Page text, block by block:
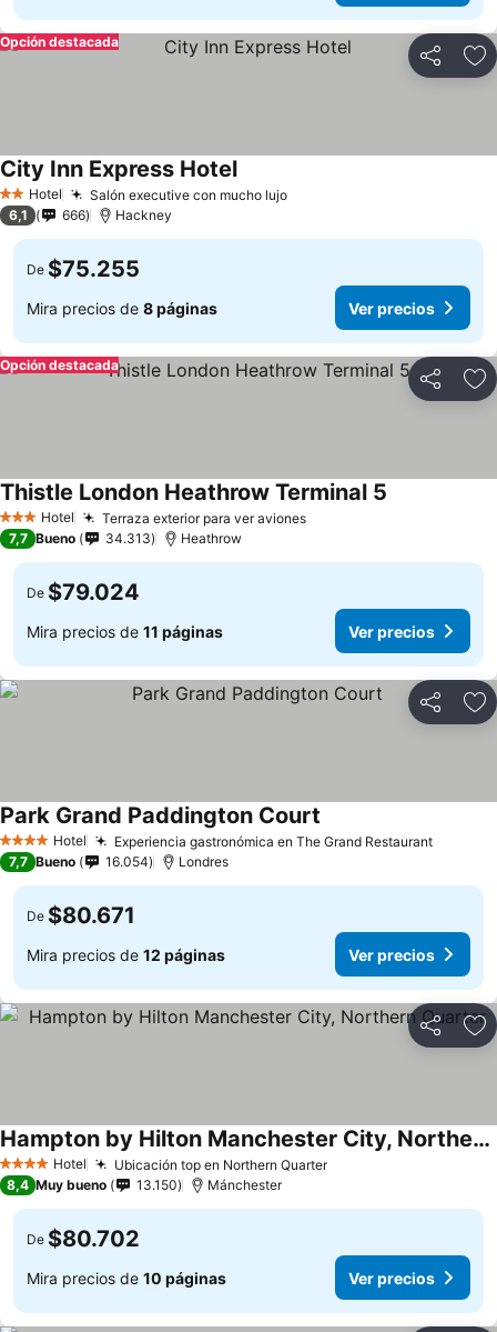
Compartir
Opción destacada
2 Estrellas
Hotel Salón executive con mucho lujo
City Inn Express Hotel
6,1 666 Hackney
De $75.255
Mira precios de 8 páginas Ver precios
Compartir
Opción destacada
3 Estrellas
Hotel Terraza exterior para ver aviones
Thistle London Heathrow Terminal 5
7,7 Bueno 34.313 Heathrow
De $79.024
Mira precios de 11 páginas Ver precios
Compartir
4 EstrellasHotel Experiencia gastronómica en The Grand Restaurant
Park Grand Paddington Court
7,7 Bueno 16.054 Londres
De $80.671
Mira precios de 12 páginas Ver precios
Compartir
4 EstrellasHotel Ubicación top en Northern Quarter
Hampton by Hilton Manchester City, Northern Quarter
8,4 Muy bueno 13.150 Mánchester
De $80.702
Mira precios de 10 páginas Ver precios